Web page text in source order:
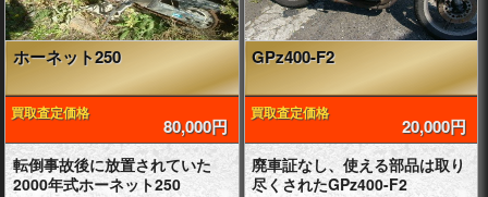
ホーネット250
買取査定価格
80,000円
転倒事故後に放置されていた
2000年式ホーネット250
GPz400-F2
買取査定価格
20,000円
廃車証なし、使える部品は取り
尽くされたGPz400-F2